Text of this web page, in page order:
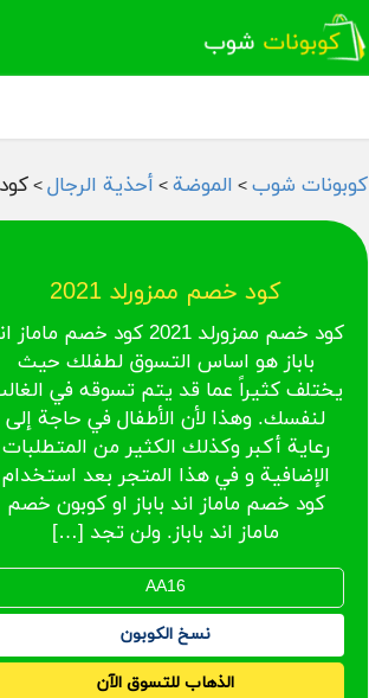
كوبونات شوب > الموضة > أحذية الرجال >
كود خصم ممزورلد 2021
كود خصم ممزورلد 2021 كود خصم ماماز
باباز هو اساس التسوق لطفلك حيث
يختلف كثيراً عما قد يتم تسوقه في
لنفسك. وهذا لأن الأطفال في حاجة إلى
رعاية أكبر وكذلك الكثير من المتطلبات
الإضافية و في هذا المتجر بعد استخدام
كود خصم ماماز اند باباز او كوبون خصم
ماماز اند باباز. ولن تجد […]
نسخ الكوبون
الذهاب للتسوق الآن